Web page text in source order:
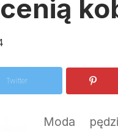
Twitter
Moda